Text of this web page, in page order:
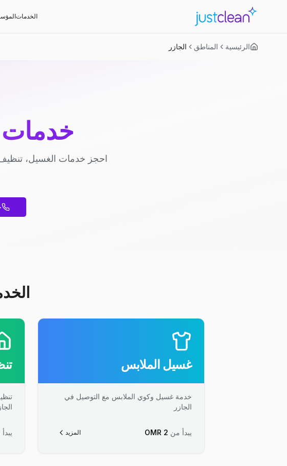
الخدمات
الرئيسية المناطق الجازر
خدمات
احجز خدمات الغسيل،
غسيل الملابس
خدمة غسيل وكوي الملابس مع التوصيل في
الجازر
يبدأ من OMR 2 المزيد